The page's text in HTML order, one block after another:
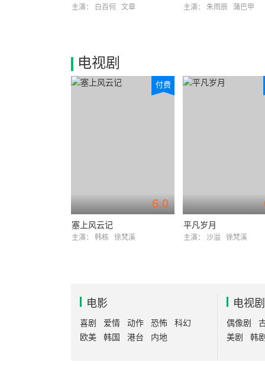
主演： 白百何 文章 主演： 朱雨辰 蒲巴甲
电视剧
6.0
付费
塞上风云记
主演： 韩栋 徐梵溪
平凡岁月
主演： 沙溢 徐梵溪
电影
喜剧 爱情 动作 恐怖
科幻
欧美
韩国 港台 内地
电视剧
偶像剧
美剧
韩